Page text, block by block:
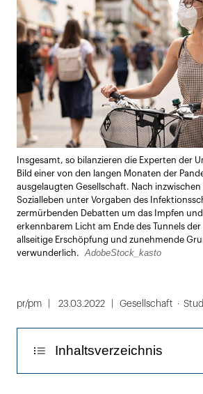
Insgesamt, so bilanzieren die Experten der
Bild einer von den langen Monaten der
ausgelaugten Gesellschaft. Nach inzwischen
Sozialleben unter Vorgaben des
zermürbenden Debatten um das Impfen
erkennbarem Licht am Ende des Tunnels der
allseitige Erschöpfung und zunehmende
verwunderlich.
AdobeStock_kasto
pr/pm 23.03.2022 Gesellschaft
Inhaltsverzeichnis